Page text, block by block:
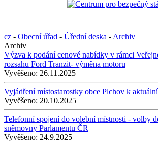
cz - Obecní úřad - Úřední deska - Archiv
Archiv
Výzva k podání cenové nabídky v rámci
rozsahu Ford Tranzit- výměna motoru
Vyvěšeno: 26.11.2025
Vyjádření místostarostky obce Plchov k
Vyvěšeno: 20.10.2025
Telefonní spojení do volební místnosti - volby
sněmovny Parlamentu ČR
Vyvěšeno: 24.9.2025